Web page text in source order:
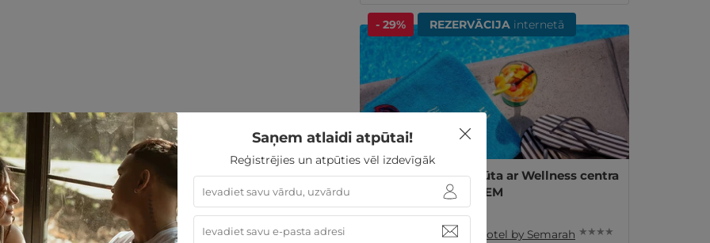
- 29% REZERVĀCIJA internetā
1, 2 vai 3 nakšu atpūta ar Wellness centra
apmeklējumu DIVIEM
Lielupe Hotel by Semarah ★ ★ ★ ★
Saņem atlaidi atpūtai!
Reģistrējies un atpūties vēl izdevīgāk